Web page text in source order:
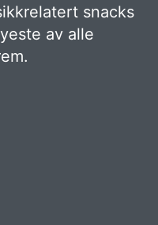
snacks
av alle